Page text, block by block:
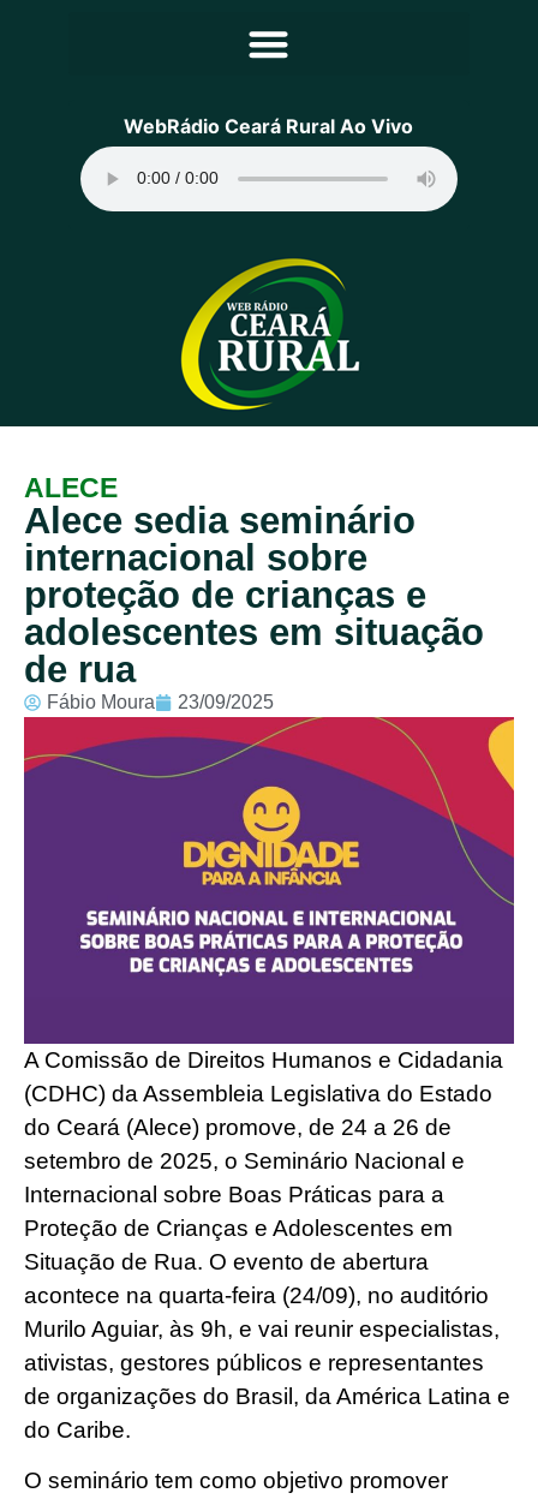
Principal
Programação
Equipe
Contato
Sobre
WebRádio Ceará Rural Ao Vivo
ALECE
Alece sedia seminário
internacional sobre
proteção de crianças e
adolescentes em situação
de rua
Fábio Moura 23/09/2025
A Comissão de Direitos Humanos e Cidadania
(CDHC) da Assembleia Legislativa do Estado
do Ceará (Alece) promove, de 24 a 26 de
setembro de 2025, o Seminário Nacional e
Internacional sobre Boas Práticas para a
Proteção de Crianças e Adolescentes em
Situação de Rua. O evento de abertura
acontece na quarta-feira (24/09), no auditório
Murilo Aguiar, às 9h, e vai reunir especialistas,
ativistas, gestores públicos e representantes
de organizações do Brasil, da América Latina e
do Caribe.
O seminário tem como objetivo promover